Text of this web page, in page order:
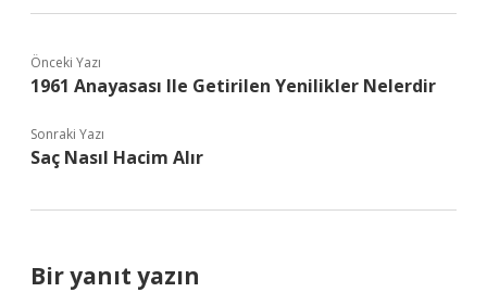
Önceki Yazı
1961 Anayasası Ile Getirilen Yenilikler Nelerdir
Sonraki Yazı
Saç Nasıl Hacim Alır
Bir yanıt yazın